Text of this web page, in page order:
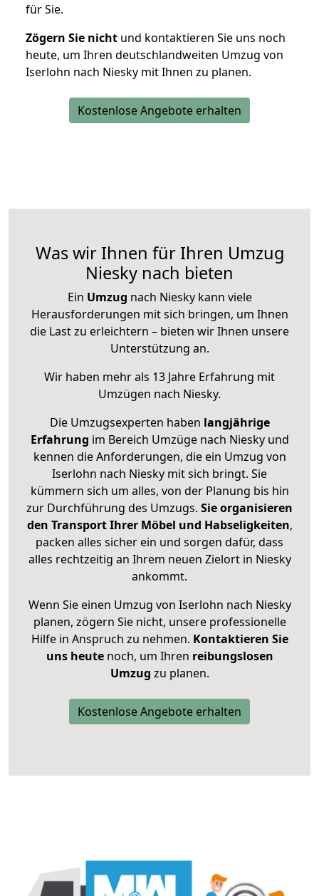
für Sie.
Zögern Sie nicht und kontaktieren Sie uns noch
heute, um Ihren deutschlandweiten Umzug von
Iserlohn nach Niesky mit Ihnen zu planen.
Kostenlose Angebote erhalten
Was wir Ihnen für Ihren Umzug
Niesky nach bieten
Ein Umzug nach Niesky kann viele
Herausforderungen mit sich bringen, um Ihnen
die Last zu erleichtern – bieten wir Ihnen unsere
Unterstützung an.
Wir haben mehr als 13 Jahre Erfahrung mit
Umzügen nach Niesky.
Die Umzugsexperten haben langjährige
Erfahrung im Bereich Umzüge nach Niesky und
kennen die Anforderungen, die ein Umzug von
Iserlohn nach Niesky mit sich bringt. Sie
kümmern sich um alles, von der Planung bis hin
zur Durchführung des Umzugs. Sie organisieren
den Transport Ihrer Möbel und Habseligkeiten,
packen alles sicher ein und sorgen dafür, dass
alles rechtzeitig an Ihrem neuen Zielort in Niesky
ankommt.
Wenn Sie einen Umzug von Iserlohn nach Niesky
planen, zögern Sie nicht, unsere professionelle
Hilfe in Anspruch zu nehmen. Kontaktieren Sie
uns heutenoch, um Ihren reibungslosen
Umzug zu planen.
Kostenlose Angebote erhalten